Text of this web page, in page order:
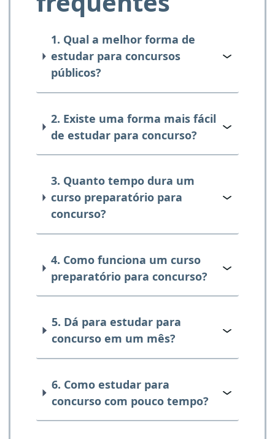
1. Qual a melhor forma de
estudar para concursos
públicos?
2. Existe uma forma mais fácil
de estudar para concurso?
3. Quanto tempo dura um
curso preparatório para
concurso?
4. Como funciona um curso
preparatório para concurso?
5. Dá para estudar para
concurso em um mês?
6. Como estudar para
concurso com pouco tempo?